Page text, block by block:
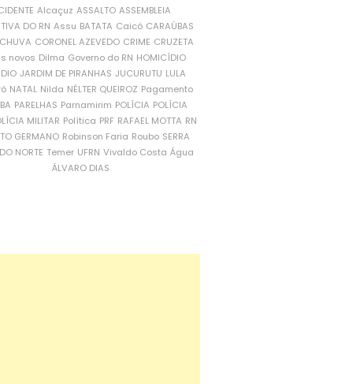
Alcaçuz ASSALTO ASSEMBLEIA
DO RN Assu BATATA Caicó CARAÚBAS
CORONEL AZEVEDO CRIME CRUZETA
novos Dilma Governo do RN HOMICÍDIO
JARDIM DE PIRANHAS JUCURUTU LULA
NATAL Nilda NÉLTER QUEIROZ Pagamento
PARELHAS Parnamirim POLÍCIA POLÍCIA
MILITAR Política PRF RAFAEL MOTTA RN
GERMANO Robinson Faria Roubo SERRA
NORTE Temer UFRN Vivaldo Costa Água
ÁLVARO DIAS